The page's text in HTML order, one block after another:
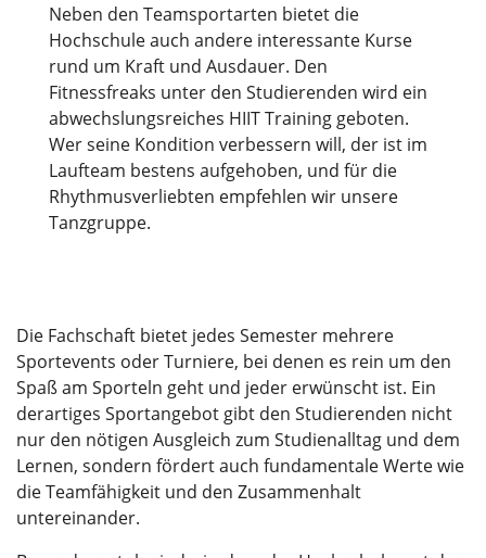
Neben den Teamsportarten bietet die
Hochschule auch andere interessante Kurse
rund um Kraft und Ausdauer. Den
Fitnessfreaks unter den Studierenden wird ein
abwechslungsreiches HIIT Training geboten.
Wer seine Kondition verbessern will, der ist im
Laufteam bestens aufgehoben, und für die
Rhythmusverliebten empfehlen wir unsere
Tanzgruppe.
Die Fachschaft bietet jedes Semester mehrere
Sportevents oder Turniere, bei denen es rein um den
Spaß am Sporteln geht und jeder erwünscht ist. Ein
derartiges Sportangebot gibt den Studierenden nicht
nur den nötigen Ausgleich zum Studienalltag und dem
Lernen, sondern fördert auch fundamentale Werte wie
die Teamfähigkeit und den Zusammenhalt
untereinander.